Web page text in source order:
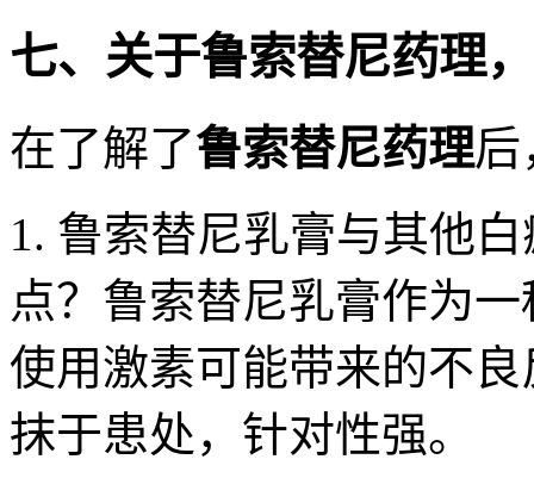
七、关于鲁索替尼药理
在了解了鲁索替尼药理后
1. 鲁索替尼乳膏与其他
点？鲁索替尼乳膏作为
使用激素可能带来的不
抹于患处，针对性强。